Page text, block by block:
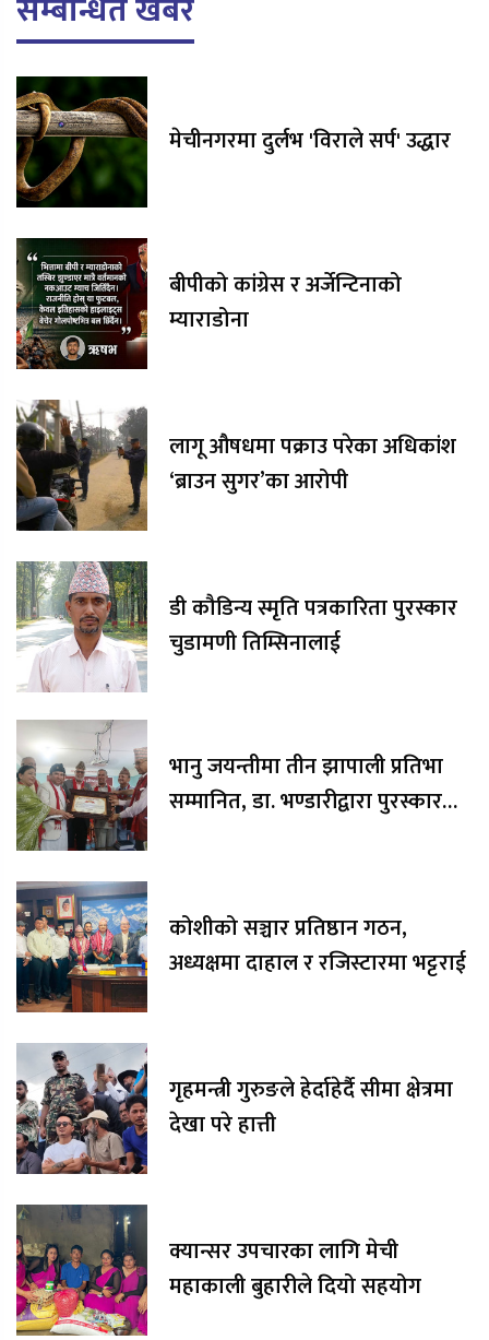
मेचीनगरमा दुर्लभ 'विराले सर्प' उद्धार
बीपीको कांग्रेस र अर्जेन्टिनाको
म्याराडोना
लागू औषधमा पक्राउ परेका अधिकांश
‘ब्राउन सुगर’का आरोपी
डी कौडिन्य स्मृति पत्रकारिता पुरस्कार
चुडामणी तिम्सिनालाई
भानु जयन्तीमा तीन झापाली प्रतिभा
सम्मानित, डा. भण्डारीद्वारा पुरस्कार
कोशीको सञ्चार प्रतिष्ठान गठन,
अध्यक्षमा दाहाल र रजिस्टारमा भट्टराई
गृहमन्त्री गुरुङले हेर्दाहेर्दै सीमा क्षेत्रमा
देखा परे हात्ती
क्यान्सर उपचारका लागि मेची
महाकाली बुहारीले दियो सहयोग